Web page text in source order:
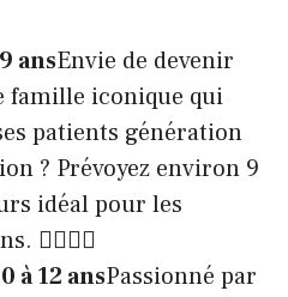
ansEnvie de devenir
famille iconique qui
patients génération
? Prévoyez environ 9
idéal pour les
👨‍⚕️👩‍⚕️
à 12 ansPassionné par